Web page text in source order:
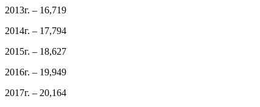
2013г. – 16,719
2014г. – 17,794
2015г. – 18,627
2016г. – 19,949
2017г. – 20,164